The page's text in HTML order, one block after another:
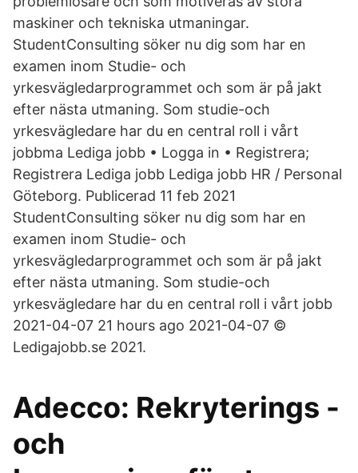
maskiner och tekniska utmaningar.
StudentConsulting söker nu dig som har en
examen inom Studie- och
yrkesvägledarprogrammet och som är på jakt
efter nästa utmaning. Som studie-och
yrkesvägledare har du en central roll i vårt
jobbma Lediga jobb • Logga in • Registrera;
Registrera Lediga jobb Lediga jobb HR / Personal
Göteborg. Publicerad 11 feb 2021
StudentConsulting söker nu dig som har en
examen inom Studie- och
yrkesvägledarprogrammet och som är på jakt
efter nästa utmaning. Som studie-och
yrkesvägledare har du en central roll i vårt jobb
2021-04-07 21 hours ago 2021-04-07 ©
Ledigajobb.se 2021.
Adecco: Rekryterings -
och